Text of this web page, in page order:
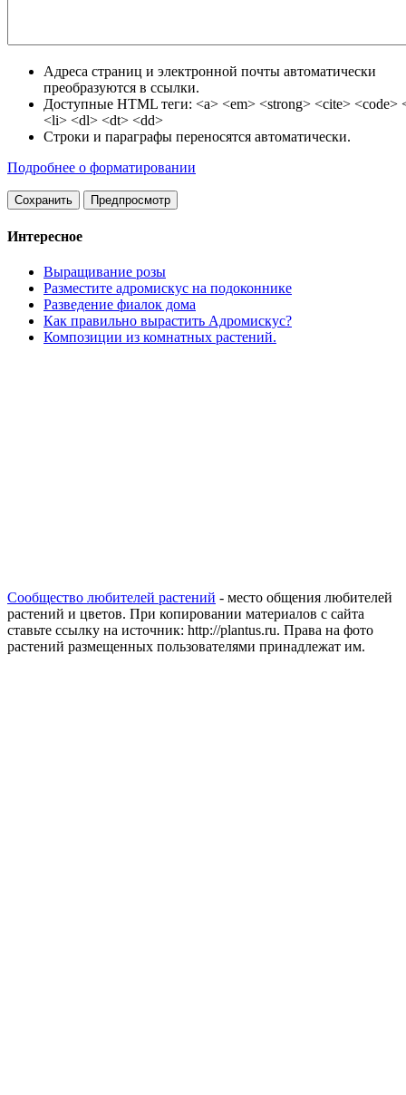
Адреса страниц и электронной почты автоматически
преобразуются в ссылки.
Доступные HTML теги: <a> <em> <strong> <cite> <code>
<li> <dl> <dt> <dd>
Строки и параграфы переносятся автоматически.
Подробнее о форматировании
Интересное
Выращивание розы
Разместите адромискус на подоконнике
Разведение фиалок дома
Как правильно вырастить Адромискус?
Композиции из комнатных растений.
Сообщество любителей растений - место общения любителей
растений и цветов. При копировании материалов с сайта
ставьте ссылку на источник: http://plantus.ru. Права на фото
растений размещенных пользователями принадлежат им.